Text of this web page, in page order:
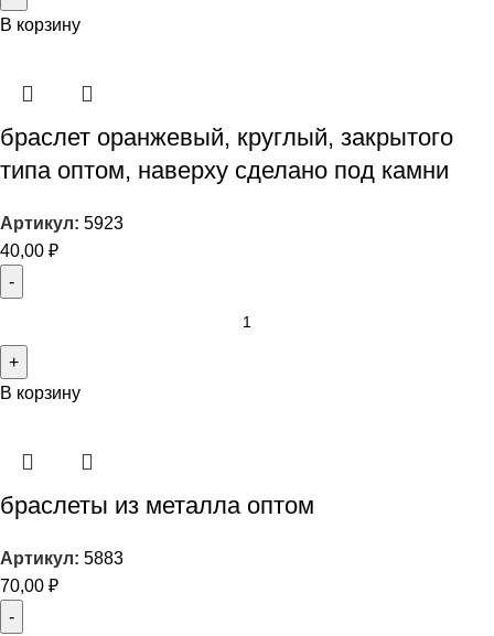
В корзину
браслет оранжевый, круглый, закрытого
типа оптом, наверху сделано под камни
Артикул: 5923
40,00 ₽
В корзину
браслеты из металла оптом
Артикул: 5883
70,00 ₽